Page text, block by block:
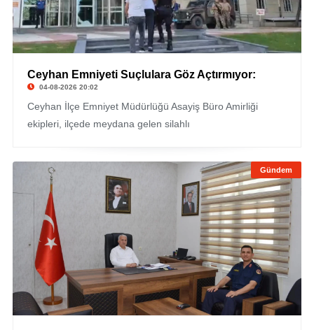
Ceyhan Emniyeti Suçlulara Göz Açtırmıyor:
04-08-2026 20:02
Ceyhan İlçe Emniyet Müdürlüğü Asayiş Büro Amirliği
ekipleri, ilçede meydana gelen silahlı
Gündem